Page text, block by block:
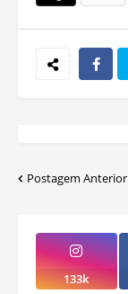
Postagem Anterior
133k